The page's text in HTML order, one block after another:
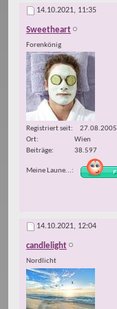
14.10.2021, 11:35
Sweetheart
Forenkönig
Registriert seit
27.08.2005
Ort
Wien
Beiträge
38.597
Meine Laune...
14.10.2021, 12:04
candlelight
Nordlicht